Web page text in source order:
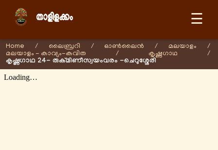
☰
Home / ലൈബ്രറി / ഓണ്‍ലൈന്‍ / മലയാളം
/
മലയാളം - കാവ്യം-കവിത
/ കൃഷ്ണഗാഥ /
കൃഷ്ണഗാഥ 24- രുക്മിണീസ്വയംവരം -ചെറുശ്ശേരി